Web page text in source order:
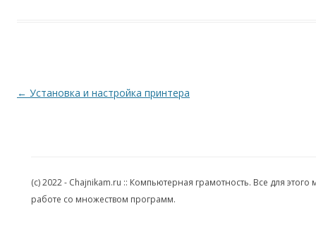
Навигация по записям
← Установка и настройка принтера
(c) 2022 - Chajnikam.ru :: Компьютерная грамотность. Все для
работе со множеством программ.